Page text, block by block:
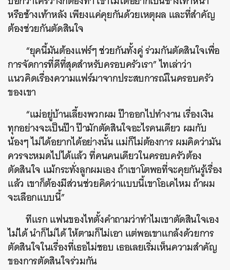
หรือช้างเท้าหลัง เพียงแค่คุยกันด้วยเหตุผล และที่สำคัญ
ต้องช่วยกันตัดสินใจ
“ยุคนี้มันต้องแฟร์ๆ ช่วยกันทั้งคู่ ร่วมกันตัดสินใจเพื่อ
การจัดการที่ดีที่สุดสำหรับครอบครัวเรา” ไทเล่าว่า
แนวคิดเรื่องความแฟร์มาจากประสบการณ์ในครอบครัว
ของเขา
“แม่อยู่บ้านเลี้ยงพวกผม ป๊าออกไปทำงาน เรื่องเงิน
ทุกอย่างจะเป็นป๊า ป๊ามักตัดสินใจอะไรคนเดียว ผมกับ
น้องๆ ไม่ได้อยากได้อย่างนั้น แม่ก็ไม่ต้องการ ผมคิดว่ามัน
ควรจะหมดไปได้แล้ว ที่คนคนเดียวในครอบครัวต้อง
ตัดสินใจ แม้กระทั่งลูกผมเอง ถ้าเขาโตพอที่จะคุยกันรู้เรื่อง
แล้ว เขาก็ต้องมีส่วนช่วยคิดว่าแบบนี้เขาโอเคไหม ถ้าผม
จะเลือกแบบนี้”
ทีแรก แฟนของไทตั้งคำถามว่าทำไมเขาตัดสินใจเอง
ไม่ได้ นำก็ไม่ได้ ให้ตามก็ไม่เอา แต่พอเขาแกล้งด้วยการ
ตัดสินใจในเรื่องที่เธอไม่ชอบ เธอเลยเริ่มเห็นความสำคัญ
ของการตัดสินใจร่วมกัน